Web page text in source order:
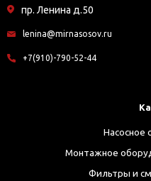
пр. Ленина д.50
lenina@mirnasosov.ru
+7(910)-790-52-44
Насосное
Монтажное
Фильтры и